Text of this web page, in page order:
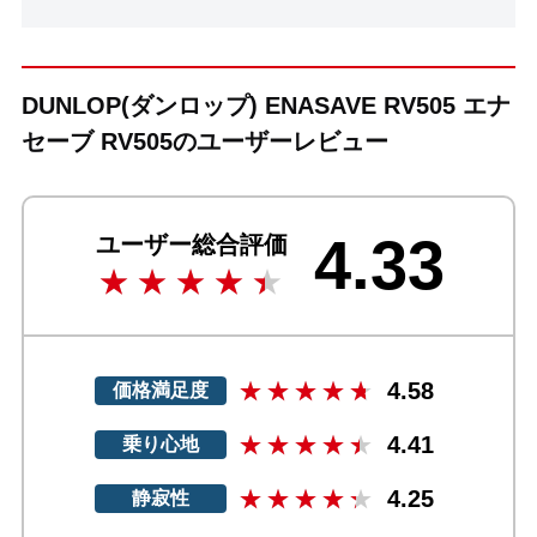
DUNLOP(ダンロップ) ENASAVE RV505 エナ
セーブ RV505のユーザーレビュー
ユーザー総合評価 4.33
価格満足度 4.58
乗り心地 4.41
静寂性 4.25